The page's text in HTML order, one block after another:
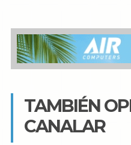
TAMBIÉN
CANALAR